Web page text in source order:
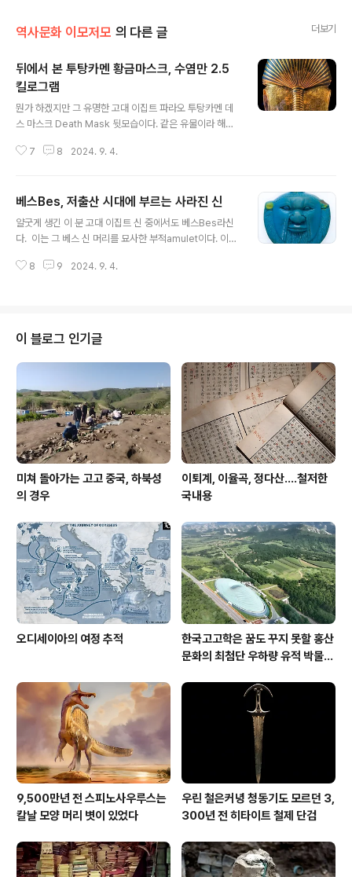
역사문화 이모저모 의 다른 글 더보기
뒤에서 본 투탕카멘 황금마스크, 수염만 2.5
킬로그램
뭔가 하겠지만 그 유명한 고대 이집트 파라오 투탕카멘 데
스 마스크 Death Mask 뒷모습이다. 같은 유물이라 해도
황금 마스크는 제18왕조 고대 이집트 파라오 투탕카멘(재
er가 왕들의 계곡(Valley of the Kings)에 있는 KV62
무덤에서 수습했다. 카이로 이집트박물관 전시. 사후 세계
를 관장하는 이집트 신 오시리스Osiris 형상을 한 이 가면
했다. 이 마스크 수염 자체만도 무게가 2.5kg에 달한다. 가
7 8 2024. 9. 4.
베스Bes, 저출산 시대에 부르는 사라진 신
얄굿게 생긴 이 분 고대 이집트 신 중에서도 ​베스Bes라신
다. 이는 그 ​베스 신 머리를 묘사한 부적amulet이다. 이집
332년) 제26왕조 내지 제30왕조 시대 유물로 추정한다. ​
하다.또한 Bes는 섹스, 음악, 즐거움 등 삶의 많은 좋은 것
과 연관돼 있다. ​길이 5.6cm 이 작품은 현재 미국 뉴욕 메
트로폴리탄 미술관에 소장되어 있다. 인상이 더러워서 그
렇지 이런 분은 다시 불러내야지 않을까? 더구나 저 출산시
대에?
8 9 2024. 9. 4.
이 블로그 인기글
미쳐 돌아가는 고고 중국, 하북성
의 경우
이퇴계, 이율곡, 정다산....철저한
국내용
오디세이아의 여정 추적
한국고고학은 꿈도 꾸지 못할 홍산
문화의 최첨단 우하량 유적 박물관
9,500만년 전 스피노사우루스는
칼날 모양 머리 볏이 있었다
우린 철은커녕 청동기도 모르던 3,
300년 전 히타이트 철제 단검